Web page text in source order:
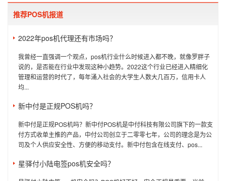
推荐POS机报道
2022年pos机代理还有市场吗？
我曾经一直强调一个观点，pos机行业什么时候进入都不晚，就像罗胖子
说的，是否能在行业中发现这种小趋势。2022这个行业已经进入精细化
管理和运营的时代了，每年涌入社会的大学生人数大几百万，信用卡人
均...
新中付是正规POS机吗？
新中付是正规POS机吗？新中付POS机是中付科技有限公司旗下的一款支
付方式收单主推的产品，中付公司创立于二零零七年，公司的理念是为公
司及个人供应安全性、方便的移动支付。新中付包含在线支付、pos...
星驿付小陆电签pos机安全吗？